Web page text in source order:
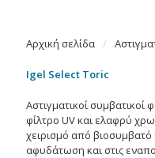
Αρχική σελίδα /
Igel Select Toric
Αστιγματικοί συμβατικοί
φίλτρο UV και ελαφρύ
χειρισμό από βιοσυμβατό
αφυδάτωση και στις